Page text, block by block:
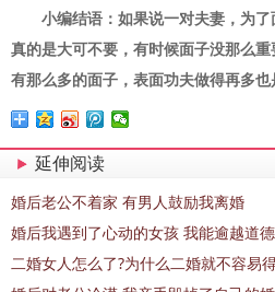
小编结语：如果说一对夫妻，为
真的是大可不要，有时候面子没那么
有那么多的面子，表面功夫做得再多也
延伸阅读
婚后老公不着家 有男人鼓励我离婚
婚后我遇到了心动的女孩 我能逾越道
二婚女人怎么了?为什么二婚就不容易